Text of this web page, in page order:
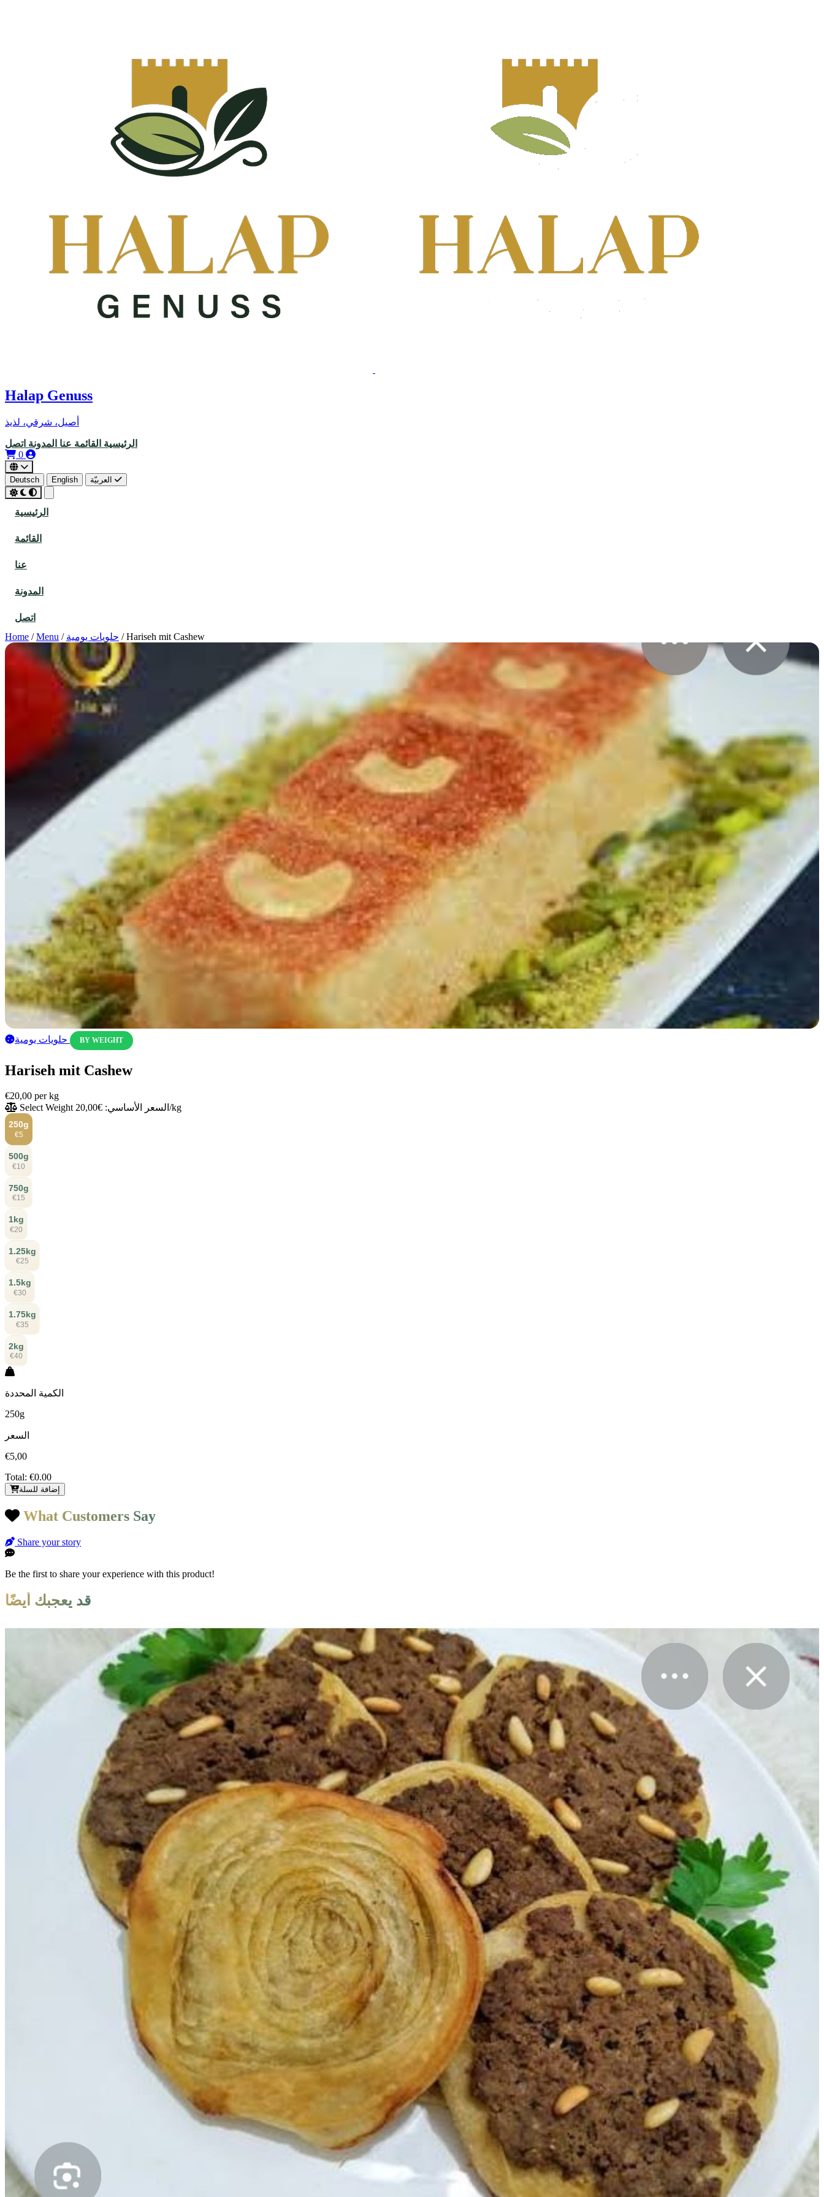
Halap Genuss
أصيل، شرقي، لذيذ
الرئيسية القائمة عنا المدونة اتصل
0
Deutsch English
الرئيسية
القائمة
عنا
المدونة
اتصل
Home / Menu / حلويات يومية / Hariseh mit Cashew
BY WEIGHT
Hariseh mit Cashew
€20,00 per kg
Select Weight
السعر الأساسي: €20,00/kg
250g
€5
500g
€10
750g
€15
1kg
€20
1.25kg
€25
1.5kg
€30
1.75kg
€35
2kg
€40
الكمية المحددة
250g
السعر
€5,00
Total: €0.00
إضافة للسلة
What Customers Say
Share your story
Be the first to share your experience with this product!
قد يعجبك أيضًا